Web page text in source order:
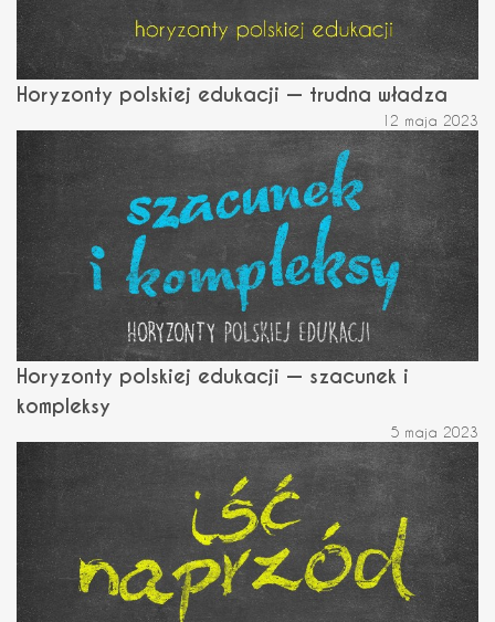
Horyzonty polskiej edukacji — trudna władza
12 maja 2023
Horyzonty polskiej edukacji — szacunek i
kompleksy
5 maja 2023